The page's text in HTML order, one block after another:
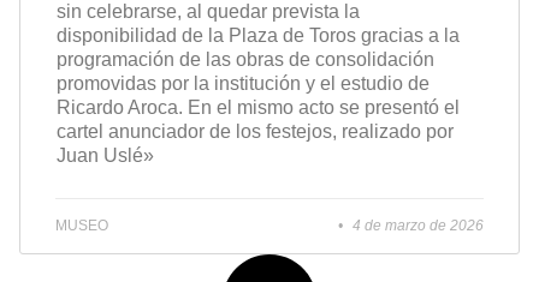
sin celebrarse, al quedar prevista la
disponibilidad de la Plaza de Toros gracias a la
programación de las obras de consolidación
promovidas por la institución y el estudio de
Ricardo Aroca. En el mismo acto se presentó el
cartel anunciador de los festejos, realizado por
Juan Uslé»
MUSEO 4 de marzo de 2026